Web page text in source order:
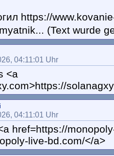
https://
(Text wurde
04:11:01 Uhr
<a
04:11:01 Uhr
href=https://
live-bd.com/</a>